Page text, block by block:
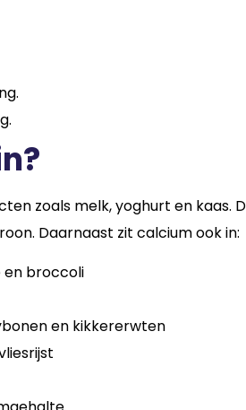
zoals melk, yoghurt en kaas.
Daarnaast zit calcium ook in:
en broccoli
en kikkererwten